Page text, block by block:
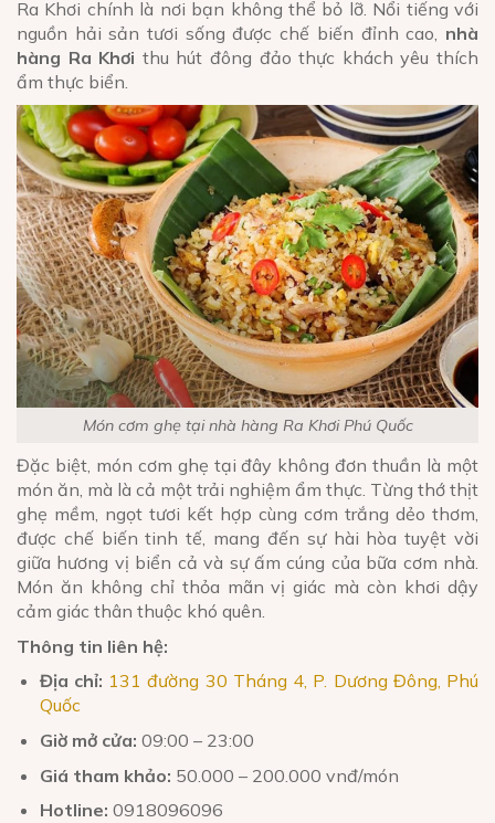
Ra Khơi chính là nơi bạn không thể bỏ lỡ. Nổi tiếng với
nguồn hải sản tươi sống được chế biến đỉnh cao, nhà
hàng Ra Khơi thu hút đông đảo thực khách yêu thích
ẩm thực biển.
Món cơm ghẹ tại nhà hàng Ra Khơi Phú Quốc
Đặc biệt, món cơm ghẹ tại đây không đơn thuần là một
món ăn, mà là cả một trải nghiệm ẩm thực. Từng thớ thịt
ghẹ mềm, ngọt tươi kết hợp cùng cơm trắng dẻo thơm,
được chế biến tinh tế, mang đến sự hài hòa tuyệt vời
giữa hương vị biển cả và sự ấm cúng của bữa cơm nhà.
Món ăn không chỉ thỏa mãn vị giác mà còn khơi dậy
cảm giác thân thuộc khó quên.
Thông tin liên hệ:
Địa chỉ: 131 đường 30 Tháng 4, P. Dương Đông, Phú
Quốc
Giờ mở cửa: 09:00 – 23:00
Giá tham khảo: 50.000 – 200.000 vnđ/món
Hotline: 0918096096